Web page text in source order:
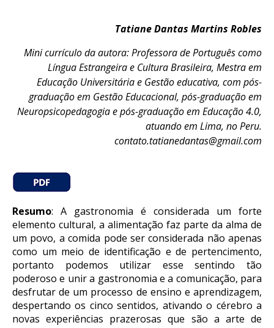
Tatiane Dantas Martins Robles
Mini currículo da autora: Professora de Português como
Língua Estrangeira e Cultura Brasileira, Mestra em
Educação Universitária e Gestão educativa, com pós-
graduação em Gestão Educacional, pós-graduação em
Neuropsicopedagogia e pós-graduação em Educação 4.0,
atuando em Lima, no Peru.
contato.tatianedantas@gmail.com
Resumo: A gastronomia é considerada um forte
elemento cultural, a alimentação faz parte da alma de
um povo, a comida pode ser considerada não apenas
como um meio de identificação e de pertencimento,
portanto podemos utilizar esse sentindo tão
poderoso e unir a gastronomia e a comunicação, para
desfrutar de um processo de ensino e aprendizagem,
despertando os cinco sentidos, ativando o cérebro a
novas experiências prazerosas que são a arte de